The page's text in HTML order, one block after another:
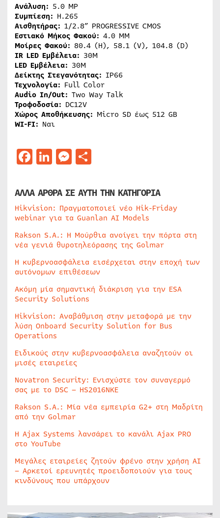
Ανάλυση: 5.0 MP
Συμπίεση: H.265
Αισθητήρας: 1/2.8” PROGRESSIVE CMOS
Εστιακό Μήκος Φακού: 4.0 MM
Μοίρες Φακού: 80.4 (H), 58.1 (V), 104.8 (D)
IR LED Εμβέλεια: 30M
LED Εμβέλεια: 30M
Δείκτης Στεγανότητας: IP66
Τεχνολογία: Full Color
Audio In/Out: Two Way Talk
Τροφοδοσία: DC12V
Χώρος Αποθήκευσης: Micro SD έως 512 GB
WI-FI: Ναι
Facebook
LinkedIn
Messenger
ΑΛΛΑ ΑΡΘΡΑ ΣΕ ΑΥΤΗ ΤΗΝ ΚΑΤΗΓΟΡΙΑ
Hikvision: Πραγματοποιεί νέο Hik-Friday
webinar για τα Guanlan AI Models
Rakson S.A.: Η Μούρθια ανοίγει την πόρτα στη
νέα γενιά θυροτηλεόρασης της Golmar
Η κυβερνοασφάλεια εισέρχεται στην εποχή των
αυτόνομων επιθέσεων
Ακόμη μία σημαντική διάκριση για την ESA
Security Solutions
Hikvision: Αναβάθμιση στην μεταφορά με την
λύση Onboard Security Solution for Bus
Operations
Ειδικούς στην κυβερνοασφάλεια αναζητούν οι
μισές εταιρείες
Novatron Security: Ενισχύστε τον συναγερμό
σας με το DSC – HS2016NKE
Rakson S.A.: Μία νέα εμπειρία G2+ στη Μαδρίτη
από την Golmar
Η Ajax Systems λανσάρει το κανάλι Ajax PRO
στο YouTube
Μεγάλες εταιρείες ζητούν φρένο στην χρήση AI
– Αρκετοί ερευνητές προειδοποιούν για τους
κινδύνους που υπάρχουν